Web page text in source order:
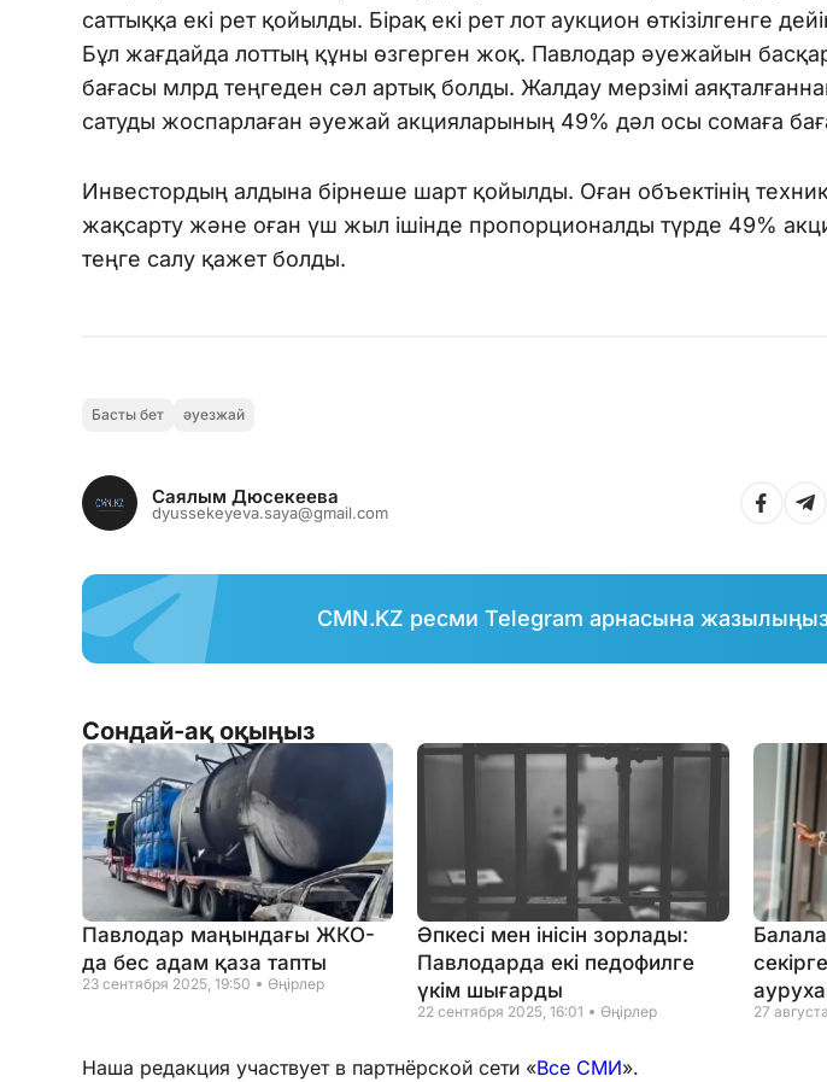
саттыққа екі рет қойылды. Бірақ екі рет лот аукцион өткізілгенге
Бұл жағдайда лоттың құны өзгерген жоқ. Павлодар әуежайын
бағасы млрд теңгеден сәл артық болды. Жалдау мерзімі
сатуды жоспарлаған әуежай акцияларының 49% дәл осы сомаға
Инвестордың алдына бірнеше шарт қойылды. Оған объектінің
жақсарту және оған үш жыл ішінде пропорционалды түрде 49%
теңге салу қажет болды.
Басты бет әуезжай
Саялым Дюсекеева
dyussekeyeva.saya@gmail.com
CMN.KZ ресми Telegram арнасына
Сондай-ақ оқыңыз
Павлодар маңындағы ЖКО-
да бес адам қаза тапты
23 сентября 2025, 19:50 Өңірлер
Әпкесі мен інісін зорлады:
Павлодарда екі педофилге
үкім шығарды
22 сентября 2025, 16:01 Өңірлер 27
Наша редакция участвует в партнёрской сети «Все СМИ».